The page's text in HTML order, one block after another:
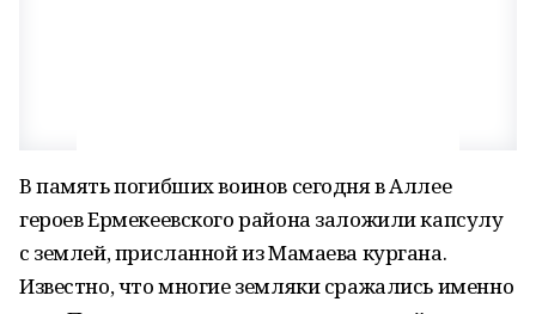
В память погибших воинов сегодня в Аллее
героев Ермекеевского района заложили капсулу
с землей, присланной из Мамаева кургана.
Известно, что многие земляки сражались именно